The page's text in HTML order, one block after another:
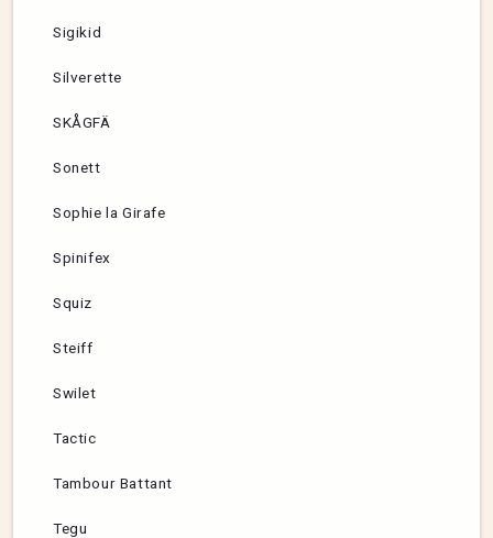
Sigikid
Silverette
SKÅGFÄ
Sonett
Sophie la Girafe
Spinifex
Squiz
Steiff
Swilet
Tactic
Tambour Battant
Tegu